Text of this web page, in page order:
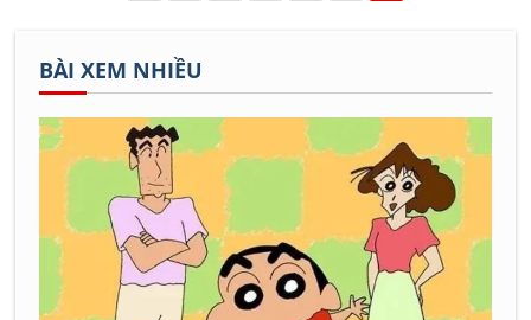
BÀI XEM NHIỀU